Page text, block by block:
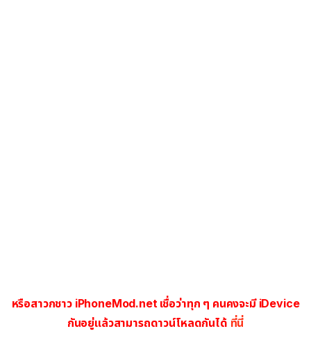
หรือสาวกชาว iPhoneMod.net เชื่อว่าทุก ๆ คนคงจะมี iDevice
กันอยู่แล้วสามารถดาวน์โหลดกันได้ ที่นี่